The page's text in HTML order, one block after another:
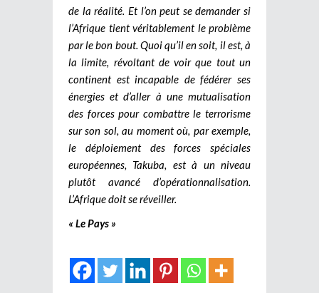
de la réalité. Et l’on peut se demander si
l’Afrique tient véritablement le problème
par le bon bout. Quoi qu’il en soit, il est, à
la limite, révoltant de voir que tout un
continent est incapable de fédérer ses
énergies et d’aller à une mutualisation
des forces pour combattre le terrorisme
sur son sol, au moment où, par exemple,
le déploiement des forces spéciales
européennes, Takuba, est à un niveau
plutôt avancé d’opérationnalisation.
L’Afrique doit se réveiller.
« Le Pays »